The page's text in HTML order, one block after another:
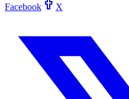
Facebook X